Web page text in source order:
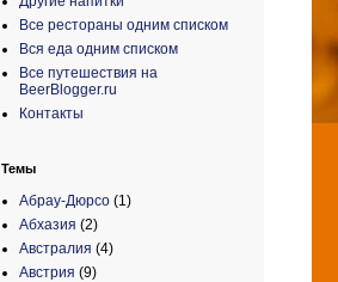
Все рестораны одним списком
Вся еда одним списком
Все путешествия на
BeerBlogger.ru
Контакты
Темы
Абрау-Дюрсо (1)
Абхазия (2)
Австралия (4)
Австрия (9)